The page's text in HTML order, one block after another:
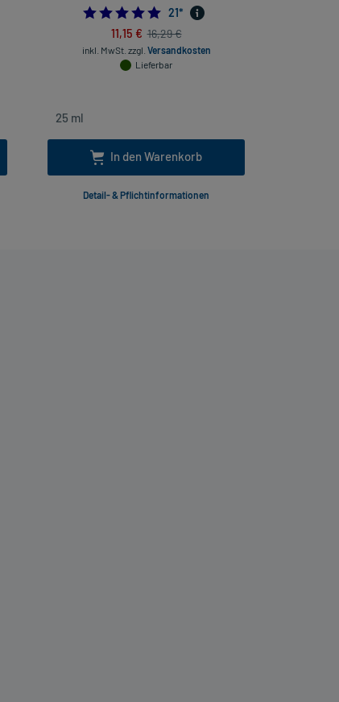
4.809523809523809
21*
11,15 € 16,29 €
inkl. MwSt. zzgl. Versandkosten
Lieferbar
In den Warenkorb
Detail- & Pflichtinformationen